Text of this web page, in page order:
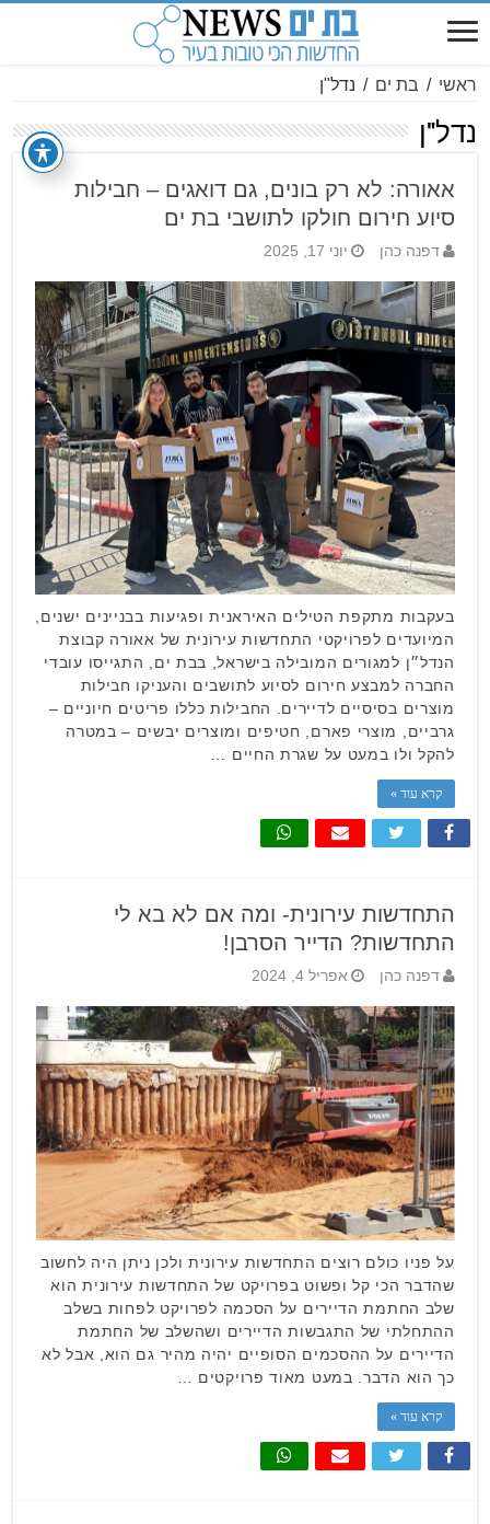
ראשי / בת ים / נדל"ן
נדל"ן
אאורה: לא רק בונים, גם דואגים – חבילות
סיוע חירום חולקו לתושבי בת ים
דפנה כהן יוני 17, 2025
בעקבות מתקפת הטילים האיראנית ופגיעות בבניינים ישנים,
המיועדים לפרויקטי התחדשות עירונית של אאורה קבוצת
הנדל״ן למגורים המובילה בישראל, בבת ים, התגייסו עובדי
החברה למבצע חירום לסיוע לתושבים והעניקו חבילות
מוצרים בסיסיים לדיירים. החבילות כללו פריטים חיוניים –
גרביים, מוצרי פארם, חטיפים ומוצרים יבשים – במטרה
להקל ולו במעט על שגרת החיים …
קרא עוד »
התחדשות עירונית- ומה אם לא בא לי
התחדשות? הדייר הסרבן!
דפנה כהן אפריל 4, 2024
על פניו כולם רוצים התחדשות עירונית ולכן ניתן היה לחשוב
שהדבר הכי קל ופשוט בפרויקט של התחדשות עירונית הוא
שלב החתמת הדיירים על הסכמה לפרויקט לפחות בשלב
ההתחלתי של התגבשות הדיירים ושהשלב של החתמת
הדיירים על ההסכמים הסופיים יהיה מהיר גם הוא, אבל לא
כך הוא הדבר. במעט מאוד פרויקטים …
קרא עוד »